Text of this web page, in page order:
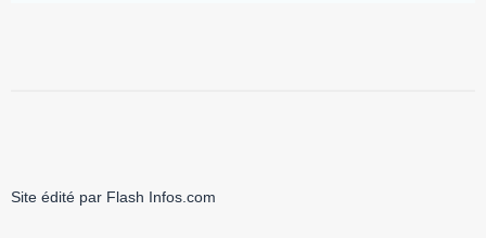
Site édité par Flash Infos.com